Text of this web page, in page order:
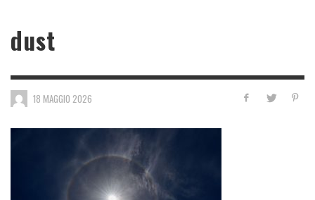
dust
18 MAGGIO 2026